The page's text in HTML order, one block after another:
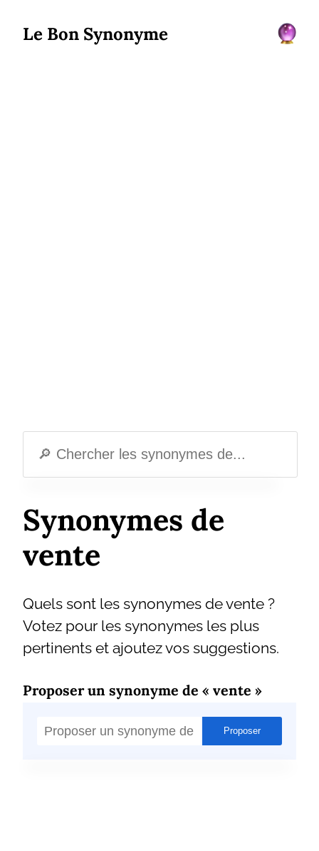
Le Bon Synonyme
Synonymes de
vente
Quels sont les synonymes de vente ?
Votez pour les synonymes les plus
pertinents et ajoutez vos suggestions.
Proposer un synonyme de « vente »